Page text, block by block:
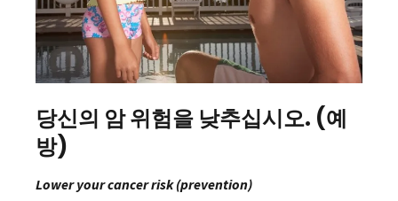
당신의 암 위험을 낮추십시오. (예
방)
Lower your cancer risk (prevention)